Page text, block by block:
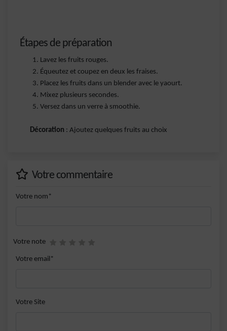
Étapes de préparation
Lavez les fruits rouges.
Équeutez et coupez en deux les fraises.
Placez les fruits dans un blender avec le yaourt.
Mixez plusieurs secondes.
Versez dans un verre à smoothie.
Décoration : Ajoutez quelques fruits au choix
Votre commentaire
Votre nom*
Votre note
Votre email*
Votre Site